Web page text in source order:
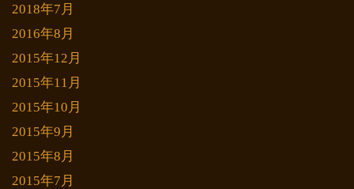
2018年7月
2016年8月
2015年12月
2015年11月
2015年10月
2015年9月
2015年8月
2015年7月